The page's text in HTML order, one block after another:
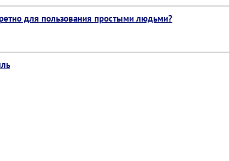
для пользования простыми людьми?